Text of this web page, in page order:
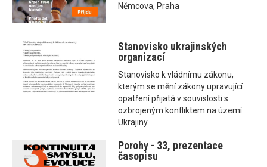
Němcova, Praha
Stanovisko ukrajinských
organizací
Stanovisko k vládnímu zákonu,
kterým se mění zákony upravující
opatření přijatá v souvislosti s
ozbrojeným konfliktem na území
Ukrajiny
Porohy - 33, prezentace
časopisu